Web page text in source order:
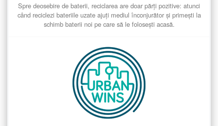
Spre deosebire de baterii, reciclarea are doar părți pozitive: atunci
când reciclezi bateriile uzate ajuți mediul înconjurător și primești la
schimb baterii noi pe care să le folosești acasă.